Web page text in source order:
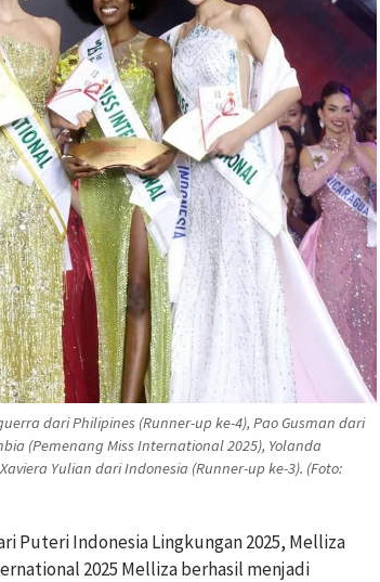
dari Philipines (Runner-up ke-4), Pao Gusman dari
(Pemenang Miss International 2025), Yolanda
Yulian dari Indonesia (Runner-up ke-3). (Foto:
Puteri Indonesia Lingkungan 2025, Melliza
2025 Melliza berhasil menjadi